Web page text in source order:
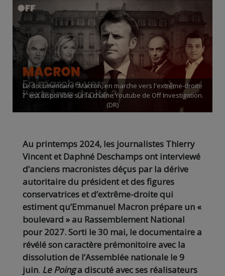
Le documentaire "Macron, en marche vers l'extrême-droite
?" est disponible sur la chaîne Youtube de Off Investigation.
(DR)
Au printemps 2024, les journalistes Thierry
Vincent et Daphné Deschamps ont interviewé
d’anciens macronistes déçus par la dérive
autoritaire du président et des figures
conservatrices et d’extrême-droite qui
estiment qu’Emmanuel Macron prépare un «
boulevard » au Rassemblement National
pour 2027. Sorti le 30 mai, le documentaire a
révélé son caractère prémonitoire avec la
dissolution de l’Assemblée nationale le 9
juin. Le Poinga discuté avec ses réalisateurs